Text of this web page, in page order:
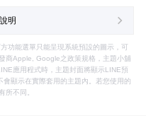
明
功能選單只能呈現系統預設的圖示，可
商Apple, Google之政策規格，主題小舖
應用程式時，主題封面將顯示LINE預
顯示在實際套用的主題內。若您使用的
所不同。